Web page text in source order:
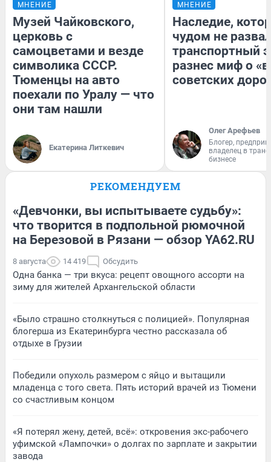
МНЕНИЕ
Музей Чайковского,
церковь с
самоцветами и везде
символика СССР.
Тюменцы на авто
поехали по Уралу — что
они там нашли
Екатерина Литкевич
МНЕНИЕ
Наследие,
чудом не
транспортный
разнес миф о
советских
Олег Арефьев
Блогер,
владелец в
бизнесе
РЕКОМЕНДУЕМ
«Девчонки, вы испытываете судьбу»:
что творится в подпольной рюмочной
на Березовой в Рязани — обзор YA62.RU
8 августа 14 419 Обсудить
Одна банка — три вкуса: рецепт овощного ассорти на
зиму для жителей Архангельской области
«Было страшно столкнуться с полицией». Популярная
блогерша из Екатеринбурга честно рассказала об
отдыхе в Грузии
Победили опухоль размером с яйцо и вытащили
младенца с того света. Пять историй врачей из Тюмени
со счастливым концом
«Я потерял жену, детей, всё»: откровения экс-рабочего
уфимской «Лампочки» о долгах по зарплате и закрытии
завода